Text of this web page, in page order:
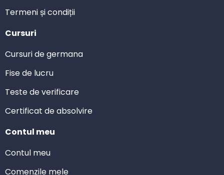
Termeni și condiții
Cursuri
Cursuri de germana
Fise de lucru
Teste de verificare
Certificat de absolvire
Contul meu
Contul meu
Comenzile mele